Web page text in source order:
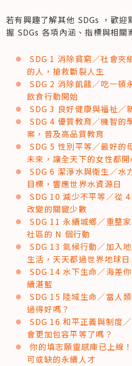
若有興趣了解其他 SDGs ，歡迎
握 SDGs 各項內涵、指標
SDG 1 消除貧窮／社會
的人，搶救斷裂人生
SDG 2 消除飢餓／吃一頓
飲食行動開始
SDG 3 良好健康與福祉／
SDG 4 優質教育／機智的
案，普及高品質教育
SDG 5 性別平等／最好的
未來，讓全天下的女性都開
SDG 6 潔淨水與衛生／水
目標，響應世界水資源日
SDG 10 減少不平等／從
改變的關鍵少數
SDG 11 永續城鄉／重整
社區的 N 個行動
SDG 13 氣候行動／加入
生活，天天都過世界地球日
SDG 14 水下生命／海差
續湛藍
SDG 15 陸域生命／當人
過得好嗎？
SDG 16 和平正義與制度
會更加包容平等了嗎？
你的填志願靈感庫已上線
可或缺的永續人才